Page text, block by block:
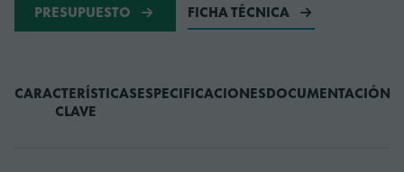
PRESUPUESTO FICHA TÉCNICA
CARACTERÍSTICAS
CLAVE
ESPECIFICACIONESDOCUMENTACIÓN